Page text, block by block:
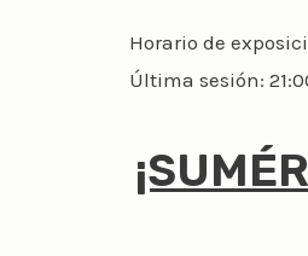
Horario de
Última sesión: